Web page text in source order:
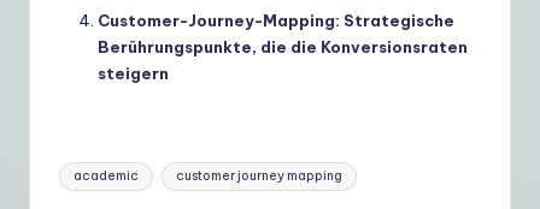
Customer-Journey-Mapping: Strategische
Berührungspunkte, die die Konversionsraten
steigern
Tags:
academic customer journey mapping